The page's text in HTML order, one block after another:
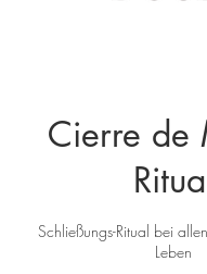
Cierre de
Ritual
Schließungs-Ritual bei
Leben